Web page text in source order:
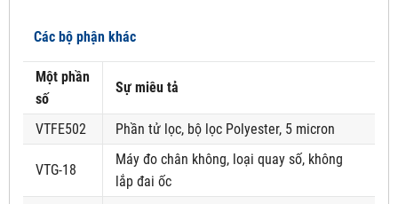
Các bộ phận khác
Một phần
số
Sự miêu tả
VTFE502 Phần tử lọc, bộ lọc Polyester, 5 micron
VTG-18
Máy đo chân không, loại quay số, không
lắp đai ốc